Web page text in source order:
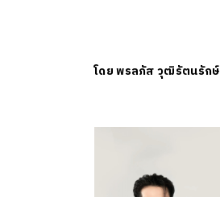
โดยพรลภัส วุฒิรัตนรักษ์